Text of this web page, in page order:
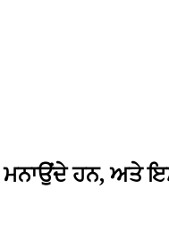
ਹਨ, ਅਤੇ